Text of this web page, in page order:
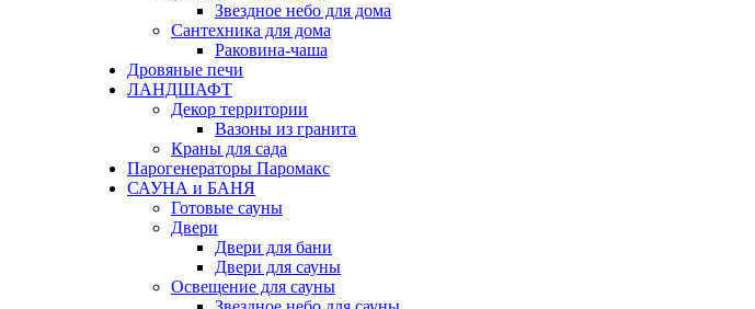
Звездное небо для дома
Сантехника для дома
Раковина-чаша
Дровяные печи
ЛАНДШАФТ
Декор территории
Вазоны из гранита
Краны для сада
Парогенераторы Паромакс
САУНА и БАНЯ
Готовые сауны
Двери
Двери для бани
Двери для сауны
Освещение для сауны